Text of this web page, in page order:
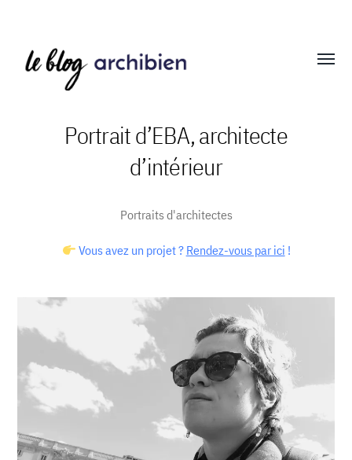
Portrait d’EBA, architecte
d’intérieur
Portraits d'architectes
Vous avez un projet ? Rendez-vous par ici !